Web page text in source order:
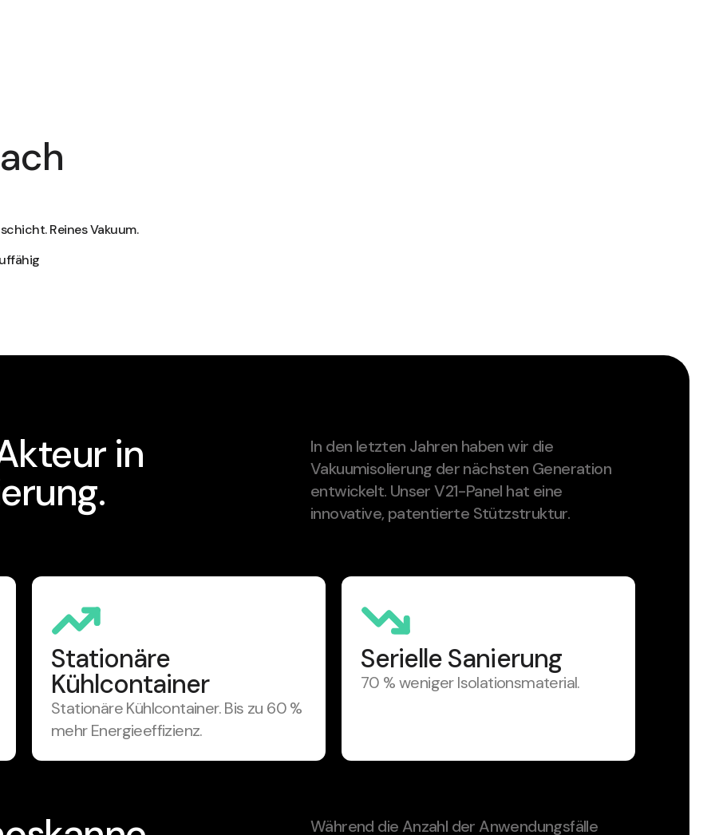
Reines Vakuum.
in
In den letzten Jahren haben wir die
Vakuumisolierung der nächsten Generation
entwickelt. Unser V21-Panel hat eine
innovative, patentierte Stützstruktur.
Stationäre
Kühlcontainer
Stationäre Kühlcontainer. Bis zu 60 %
mehr Energieeffizienz.
Serielle Sanierung
70 % weniger Isolationsmaterial.
Während die Anzahl der Anwendungsfälle